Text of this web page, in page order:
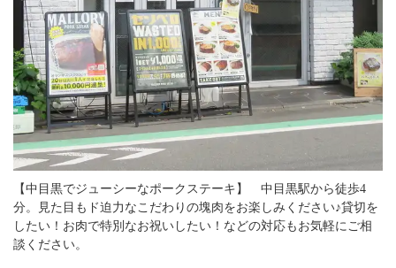
【中目黒でジューシーなポークステーキ】 中目黒駅から徒歩4
分。見た目もド迫力なこだわりの塊肉をお楽しみください♪貸切を
したい！お肉で特別なお祝いしたい！などの対応もお気軽にご相
談ください。